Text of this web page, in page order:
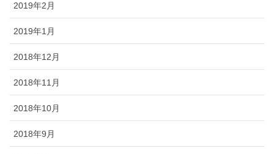
2019年2月
2019年1月
2018年12月
2018年11月
2018年10月
2018年9月